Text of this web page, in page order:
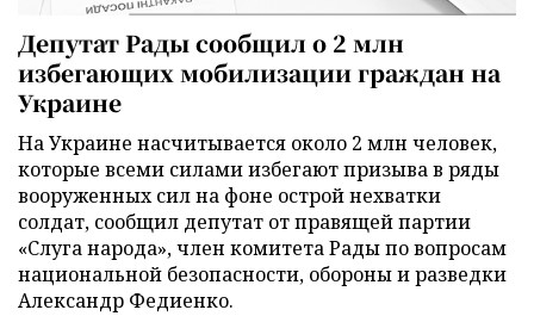
Депутат Рады сообщил о 2 млн
избегающих мобилизации граждан на
Украине
На Украине насчитывается около 2 млн человек,
которые всеми силами избегают призыва в ряды
вооруженных сил на фоне острой нехватки
солдат, сообщил депутат от правящей партии
«Слуга народа», член комитета Рады по вопросам
национальной безопасности, обороны и разведки
Александр Федиенко.